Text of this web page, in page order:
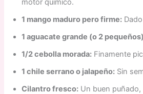
motor químico.
1 mango maduro pero firme:
1 aguacate grande (o 2
1/2 cebolla morada: Finamente
1 chile serrano o jalapeño: Sin
Cilantro fresco: Un buen